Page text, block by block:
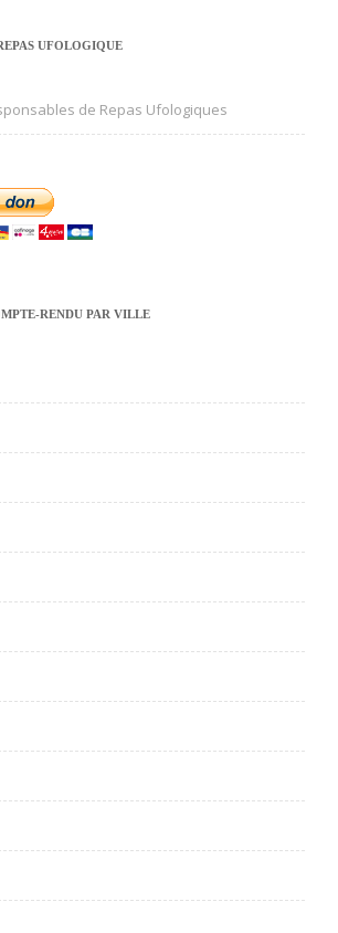
UFOLOGIQUE
de Repas Ufologiques
RENDU PAR VILLE